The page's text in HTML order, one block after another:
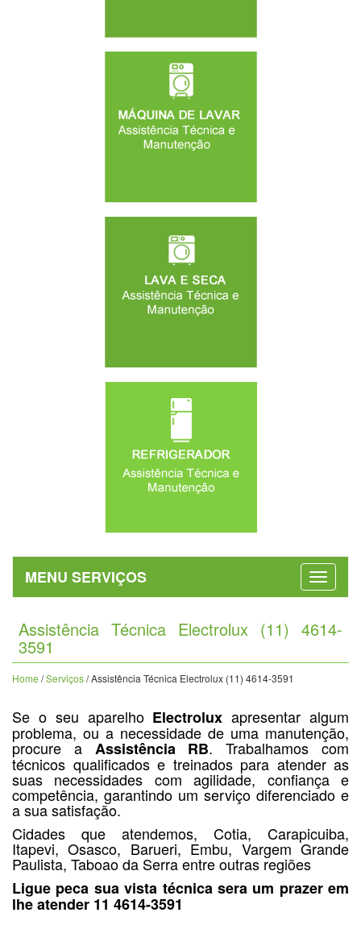
MENU SERVIÇOS
Assistência Técnica Electrolux (11) 4614-
3591
Home /Serviços/ Assistência Técnica Electrolux (11) 4614-3591
Se o seu aparelho Electrolux apresentar algum
problema, ou a necessidade de uma manutenção,
procure a Assistência RB. Trabalhamos com
técnicos qualificados e treinados para atender as
suas necessidades com agilidade, confiança e
competência, garantindo um serviço diferenciado e
a sua satisfação.
Cidades que atendemos, Cotia, Carapicuiba,
Itapevi, Osasco, Barueri, Embu, Vargem Grande
Paulista, Taboao da Serra entre outras regiões
Ligue peca sua vista técnica sera um prazer em
lhe atender 11 4614-3591